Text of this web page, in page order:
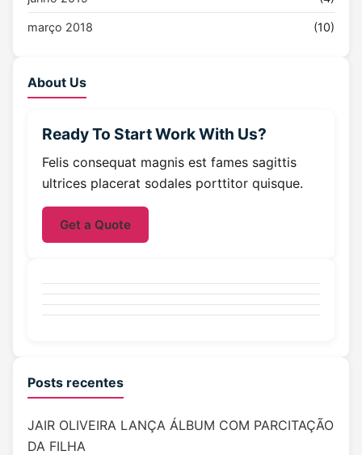
março 2018 (10)
About Us
Ready To StartWork With Us?
Felis consequat magnis est fames sagittis
ultrices placerat sodales porttitor quisque.
Get a Quote
Posts recentes
JAIR OLIVEIRA LANÇA ÁLBUM COM PARCITAÇÃO
DA FILHA